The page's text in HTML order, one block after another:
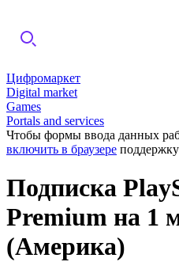
Цифромаркет
Digital market
Games
Portals and services
Чтобы формы ввода данных
включить в браузере
Подписка
Premium на 1
(Америка)